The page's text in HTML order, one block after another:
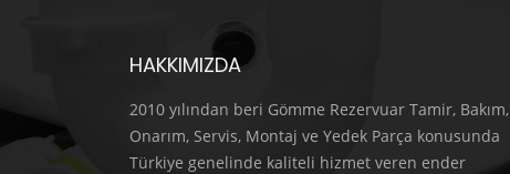
HAKKIMIZDA
2010 yılından beri Gömme Rezervuar Tamir, Bakım,
Onarım, Servis, Montaj ve Yedek Parça konusunda
Türkiye genelinde kaliteli hizmet veren ender